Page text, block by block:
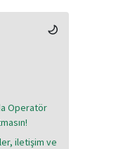
Operatör
iletişim ve